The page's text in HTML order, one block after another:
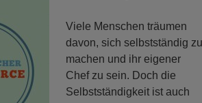
Viele Menschen träumen
davon, sich selbstständig zu
machen und ihr eigener
Chef zu sein. Doch die
Selbstständigkeit ist auch